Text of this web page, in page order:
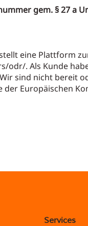
gem. § 27 a
eine Plattform
odr/. Als Kunde
sind nicht bereit
Europäischen
Services